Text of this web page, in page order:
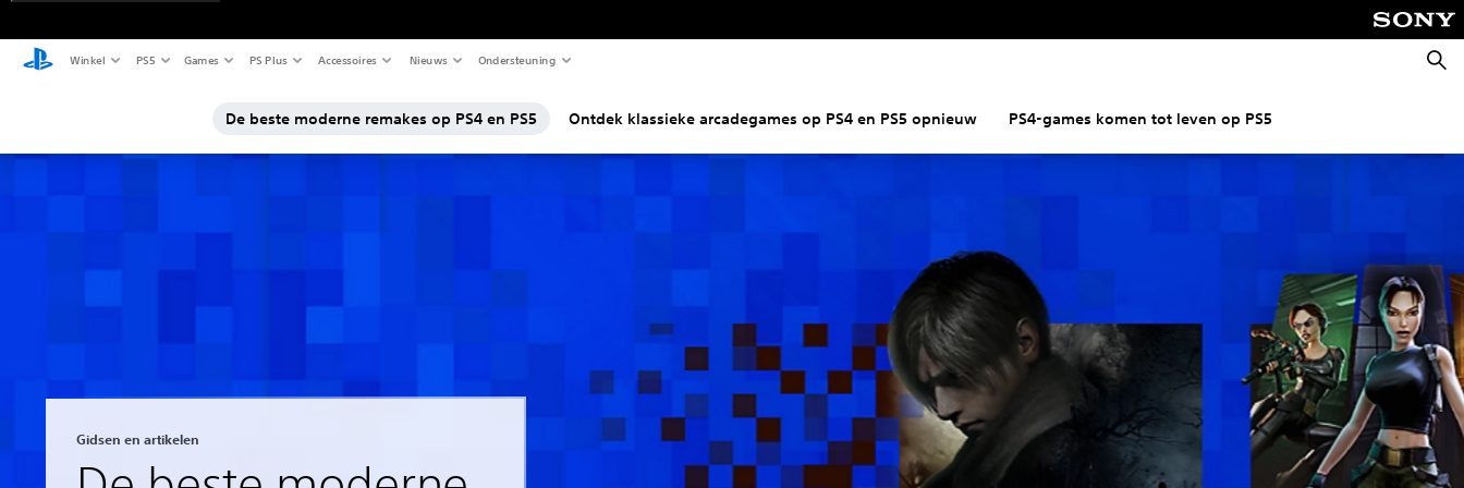
Winkel PS5 Games PS Plus Accessoires Nieuws Ondersteuning
De beste moderne remakes op PS4 en PS5 Ontdek klassieke arcadegames op PS4 en PS5 opnieuw PS4-games komen tot leven op PS5
Gidsen en artikelen